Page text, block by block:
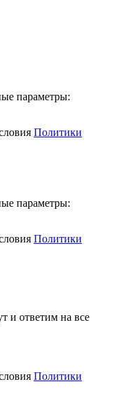
параметры:
Политики
параметры:
Политики
и ответим на все
Политики